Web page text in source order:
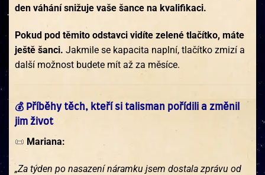
den váhání snižuje vaše šance na kvalifikaci.
Pokud pod těmito odstavci vidíte zelené tlačítko, máte
ještě šanci. Jakmile se kapacita naplní, tlačítko zmizí a
další možnost budete mít až za měsíce.
💰 Příběhy těch, kteří si talisman pořídili a změnil
jim život
📜 Mariana:
„Za týden po nasazení náramku jsem dostala zprávu od